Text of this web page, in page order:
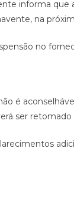
informa que
na
no
é
ser